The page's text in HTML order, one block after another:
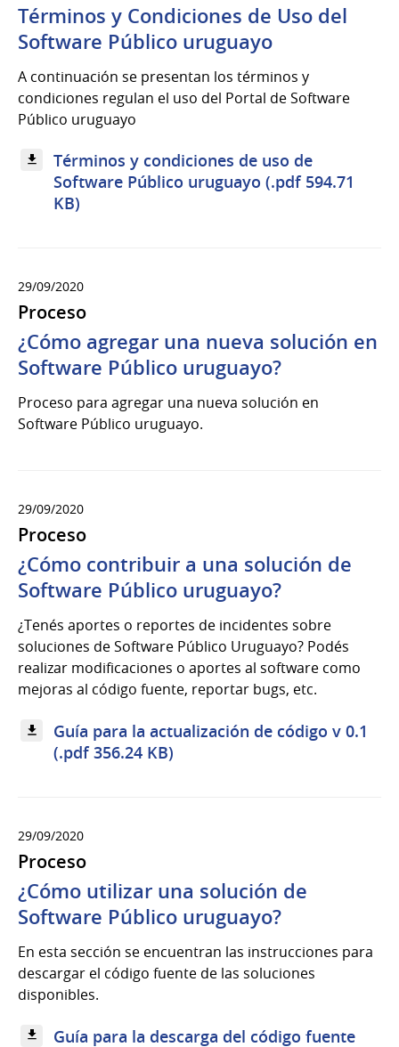
Términos y Condiciones de Uso del
Software Público uruguayo
A continuación se presentan los términos y
condiciones regulan el uso del Portal de Software
Público uruguayo
Términos y condiciones de uso de
Software Público uruguayo (.pdf 594.71
KB)
29/09/2020
Proceso
¿Cómo agregar una nueva solución en
Software Público uruguayo?
Proceso para agregar una nueva solución en
Software Público uruguayo.
29/09/2020
Proceso
¿Cómo contribuir a una solución de
Software Público uruguayo?
¿Tenés aportes o reportes de incidentes sobre
soluciones de Software Público Uruguayo? Podés
realizar modificaciones o aportes al software como
mejoras al código fuente, reportar bugs, etc.
Guía para la actualización de código v 0.1
(.pdf 356.24 KB)
29/09/2020
Proceso
¿Cómo utilizar una solución de
Software Público uruguayo?
En esta sección se encuentran las instrucciones para
descargar el código fuente de las soluciones
disponibles.
Guía para la descarga del código fuente